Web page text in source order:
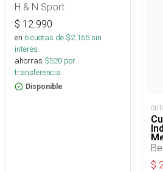
H & N Sport
$ 12.990
en 6cuotas de $2.165sin
interés
ahorras $520 por
transferencia.
Disponible
$